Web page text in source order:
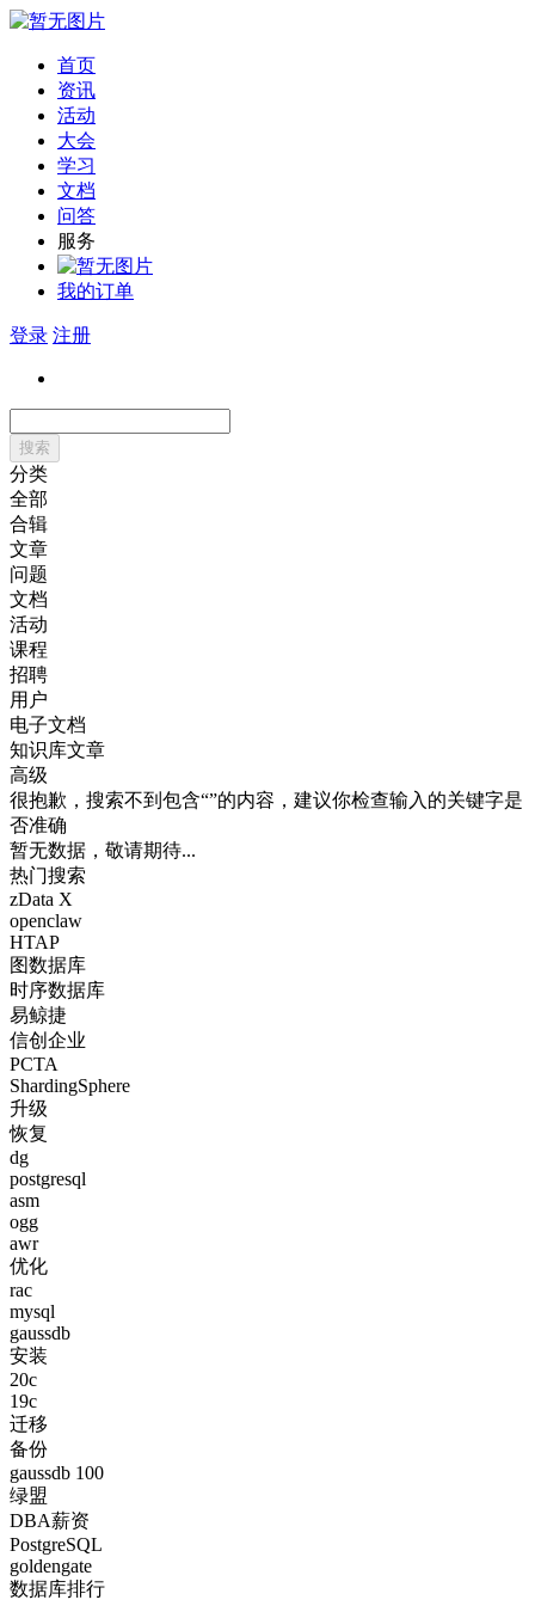
首页
资讯
活动
大会
学习
文档
问答
服务
我的订单
登录 注册
搜索
分类
全部
合辑
文章
问题
文档
活动
课程
招聘
用户
电子文档
知识库文章
高级
很抱歉，搜索不到包含“”的内容，建议你检查输入的关键字是
否准确
暂无数据，敬请期待...
热门搜索
zData X
openclaw
HTAP
图数据库
时序数据库
易鲸捷
信创企业
PCTA
ShardingSphere
升级
恢复
dg
postgresql
asm
ogg
awr
优化
rac
mysql
gaussdb
安装
20c
19c
迁移
备份
gaussdb 100
绿盟
DBA薪资
PostgreSQL
goldengate
数据库排行